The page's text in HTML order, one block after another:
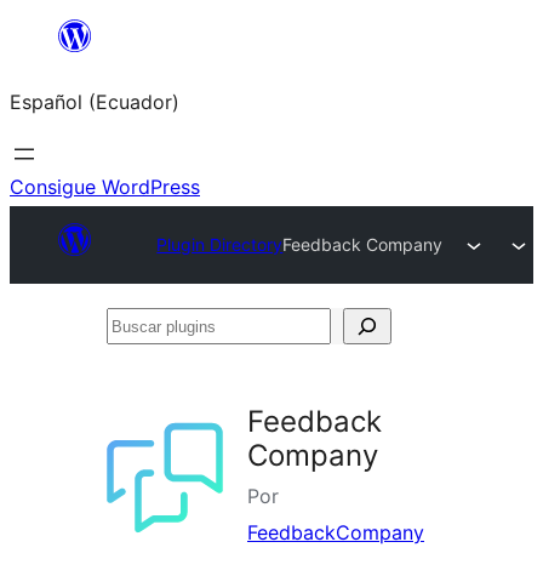
Saltar
contenido
Español (Ecuador)
Consigue WordPress
Plugin DirectoryFeedback Company
Buscar
Feedback
Company
Por
FeedbackCompany